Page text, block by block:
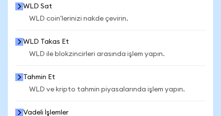
WLD Sat
WLD coin'lerinizi nakde çevirin.
WLD Takas Et
WLD ile blokzincirleri arasında işlem yapın.
Tahmin Et
WLD ve kripto tahmin piyasalarında işlem yapın.
Vadeli İşlemler